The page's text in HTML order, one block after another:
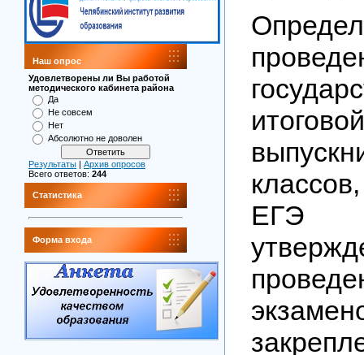
Наш опрос
Удовлетворены ли Вы работой
методического кабинета района
Да
Не совсем
Нет
Абсолютно не доволен
Результаты
Архив опросов
Всего ответов: 244
Статистика
Форма входа